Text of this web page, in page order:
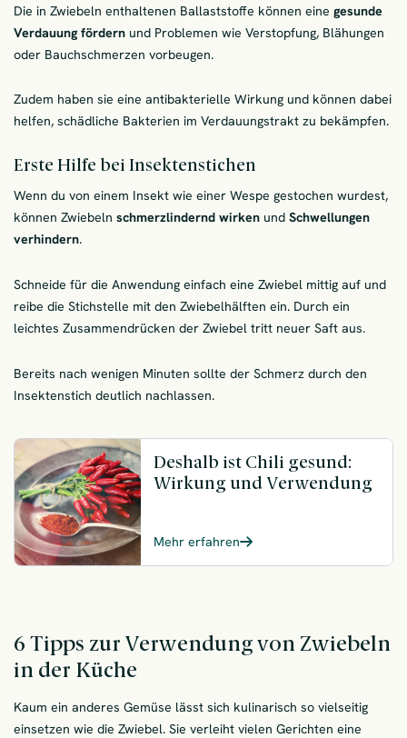
Die in Zwiebeln enthaltenen Ballaststoffe können eine gesunde
Verdauung fördern und Problemen wie Verstopfung, Blähungen
oder Bauchschmerzen vorbeugen.
Zudem haben sie eine antibakterielle Wirkung und können dabei
helfen, schädliche Bakterien im Verdauungstrakt zu bekämpfen.
Erste Hilfe bei Insektenstichen
Wenn du von einem Insekt wie einer Wespe gestochen wurdest,
können Zwiebeln schmerzlindernd wirken und Schwellungen
verhindern.
Schneide für die Anwendung einfach eine Zwiebel mittig auf und
reibe die Stichstelle mit den Zwiebelhälften ein. Durch ein
leichtes Zusammendrücken der Zwiebel tritt neuer Saft aus.
Bereits nach wenigen Minuten sollte der Schmerz durch den
Insektenstich deutlich nachlassen.
Deshalb ist Chili gesund:
Wirkung und Verwendung
Mehr erfahren
6 Tipps zur Verwendung von Zwiebeln
in der Küche
Kaum ein anderes Gemüse lässt sich kulinarisch so vielseitig
einsetzen wie die Zwiebel. Sie verleiht vielen Gerichten eine